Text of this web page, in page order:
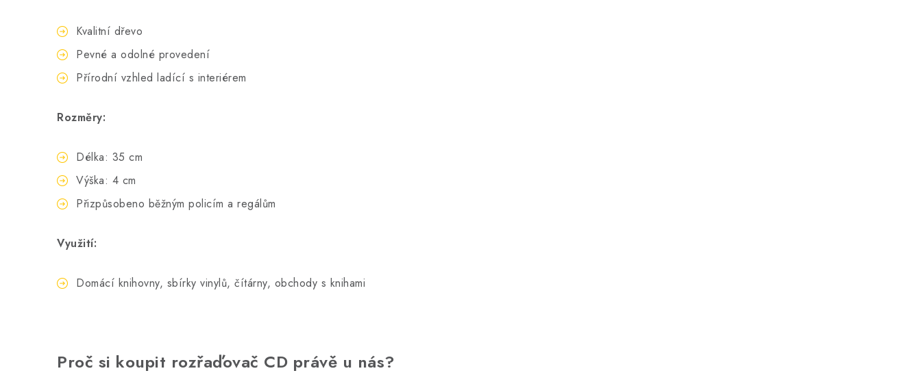
Kvalitní dřevo
Pevné a odolné provedení
Přírodní vzhled ladící s interiérem
Rozměry:
Délka: 35 cm
Výška: 4 cm
Přizpůsobeno běžným policím a regálům
Využití:
Domácí knihovny, sbírky vinylů, čítárny, obchody s knihami
Proč si koupit rozřaďovač CD právě u nás?